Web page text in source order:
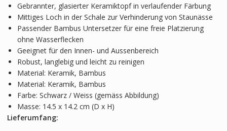
Gebrannter, glasierter Keramiktopf in verlaufender Färbung
Mittiges Loch in der Schale zur Verhinderung von Staunässe
Passender Bambus Untersetzer für eine freie Platzierung
ohne Wasserflecken
Geeignet für den Innen- und Aussenbereich
Robust, langlebig und leicht zu reinigen
Material: Keramik, Bambus
Material: Keramik, Bambus
Farbe: Schwarz / Weiss (gemäss Abbildung)
Masse: 14.5 x 14.2 cm (D x H)
Lieferumfang: